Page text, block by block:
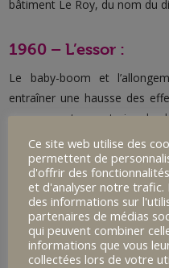
bâtiment Le Roy, du nom du
1960 – L’essor :
Le baby-boom et
entraîner une hausse des
sœurs vont construire le
fonctionnement
l’école Sainte-Ursule,
d’association avec l’État.
1961 – Contrat
Le 27 septembre 1961,
Ce site web utilise des
permettent de
d'offrir des
et d'analyser notre
des informations sur
partenaires de médias
qui peuvent combiner
informations que vous
collectées lors de votre